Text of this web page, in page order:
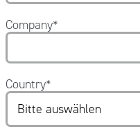
Company*
Country*